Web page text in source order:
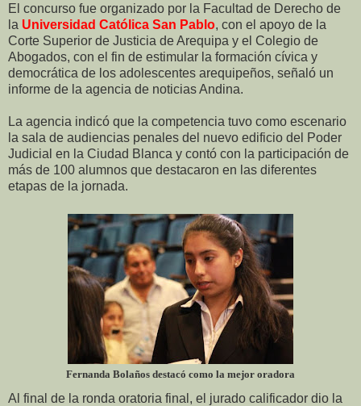
El concurso fue organizado por la Facultad de Derecho de
la Universidad Católica San Pablo, con el apoyo de la
Corte Superior de Justicia de Arequipa y el Colegio de
Abogados, con el fin de estimular la formación cívica y
democrática de los adolescentes arequipeños, señaló un
informe de la agencia de noticias Andina.
La agencia indicó que la competencia tuvo como escenario
la sala de audiencias penales del nuevo edificio del Poder
Judicial en la Ciudad Blanca y contó con la participación de
más de 100 alumnos que destacaron en las diferentes
etapas de la jornada.
Fernanda Bolaños destacó como la mejor oradora
Al final de la ronda oratoria final, el jurado calificador dio la